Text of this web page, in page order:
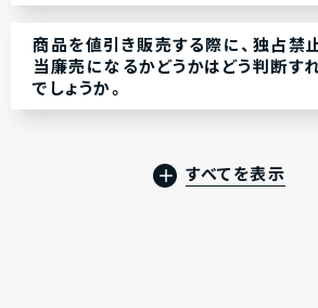
商品を値引き販売する際に、独占禁
当廉売になるかどうかはどう判断す
でしょうか。
すべてを表示